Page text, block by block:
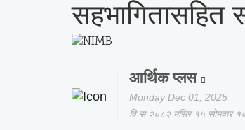
सहभागितासहित
आर्थिक प्लस
Monday Dec 01, 2025
वि.सं.२०८२ मंसिर १५ सोमवार